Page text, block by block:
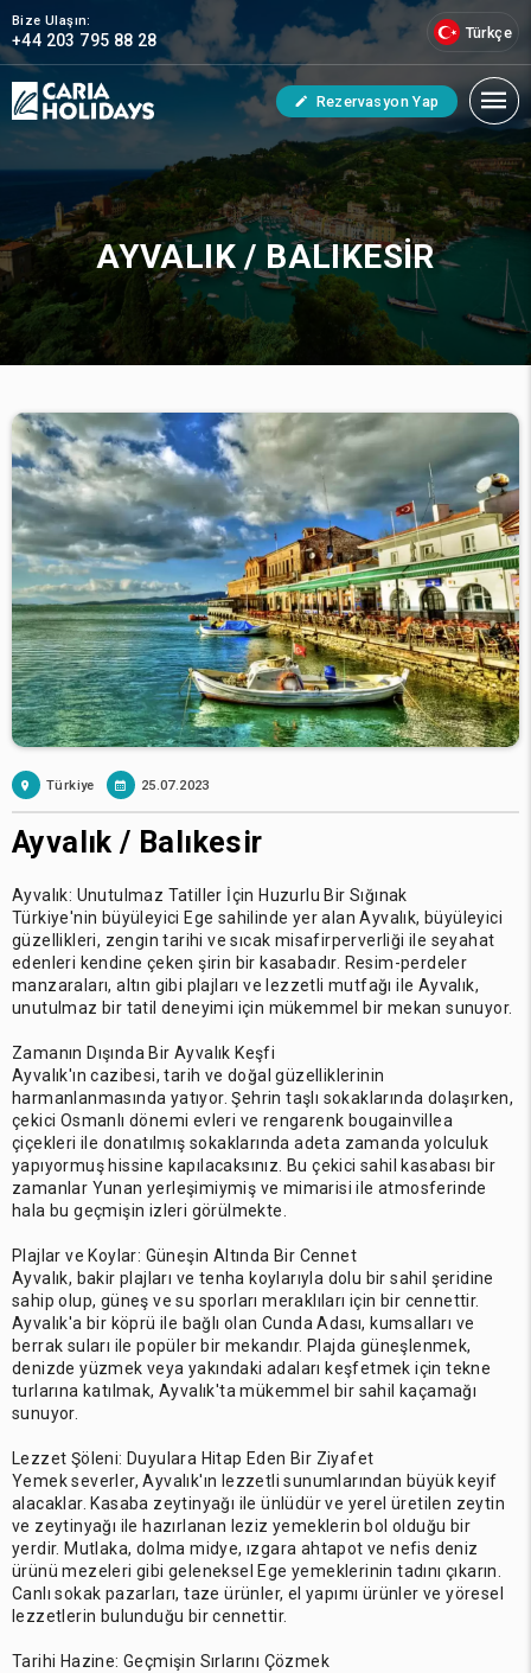
Bize Ulaşın:
+44 203 795 88 28 Türkçe
Rezervasyon Yap
AYVALIK / BALIKESIR
Türkiye 25.07.2023
Ayvalık / Balıkesir
Ayvalık: Unutulmaz Tatiller İçin Huzurlu Bir Sığınak
Türkiye'nin büyüleyici Ege sahilinde yer alan Ayvalık, büyüleyici
güzellikleri, zengin tarihi ve sıcak misafirperverliği ile seyahat
edenleri kendine çeken şirin bir kasabadır. Resim-perdeler
manzaraları, altın gibi plajları ve lezzetli mutfağı ile Ayvalık,
unutulmaz bir tatil deneyimi için mükemmel bir mekan sunuyor.
Zamanın Dışında Bir Ayvalık Keşfi
Ayvalık'ın cazibesi, tarih ve doğal güzelliklerinin
harmanlanmasında yatıyor. Şehrin taşlı sokaklarında dolaşırken,
çekici Osmanlı dönemi evleri ve rengarenk bougainvillea
çiçekleri ile donatılmış sokaklarında adeta zamanda yolculuk
yapıyormuş hissine kapılacaksınız. Bu çekici sahil kasabası bir
zamanlar Yunan yerleşimiymiş ve mimarisi ile atmosferinde
hala bu geçmişin izleri görülmekte.
Plajlar ve Koylar: Güneşin Altında Bir Cennet
Ayvalık, bakir plajları ve tenha koylarıyla dolu bir sahil şeridine
sahip olup, güneş ve su sporları meraklıları için bir cennettir.
Ayvalık'a bir köprü ile bağlı olan Cunda Adası, kumsalları ve
berrak suları ile popüler bir mekandır. Plajda güneşlenmek,
denizde yüzmek veya yakındaki adaları keşfetmek için tekne
turlarına katılmak, Ayvalık'ta mükemmel bir sahil kaçamağı
sunuyor.
Lezzet Şöleni: Duyulara Hitap Eden Bir Ziyafet
Yemek severler, Ayvalık'ın lezzetli sunumlarından büyük keyif
alacaklar. Kasaba zeytinyağı ile ünlüdür ve yerel üretilen zeytin
ve zeytinyağı ile hazırlanan leziz yemeklerin bol olduğu bir
yerdir. Mutlaka, dolma midye, ızgara ahtapot ve nefis deniz
ürünü mezeleri gibi geleneksel Ege yemeklerinin tadını çıkarın.
Canlı sokak pazarları, taze ürünler, el yapımı ürünler ve yöresel
lezzetlerin bulunduğu bir cennettir.
Tarihi Hazine: Geçmişin Sırlarını Çözmek